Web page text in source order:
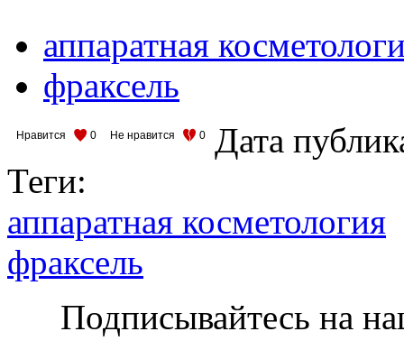
аппаратная
фраксель
Нравится 0 Не нравится 0
Дата
Теги:
аппаратная косметология
фраксель
Подписывайтесь на